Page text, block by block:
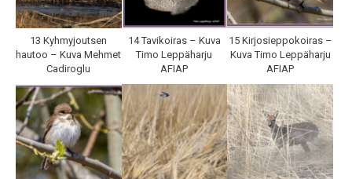
13 Kyhmyjoutsen
hautoo – Kuva Mehmet
Cadiroglu
14 Tavikoiras – Kuva
Timo Leppäharju
AFIAP
15 Kirjosieppokoiras –
Kuva Timo Leppäharju
AFIAP